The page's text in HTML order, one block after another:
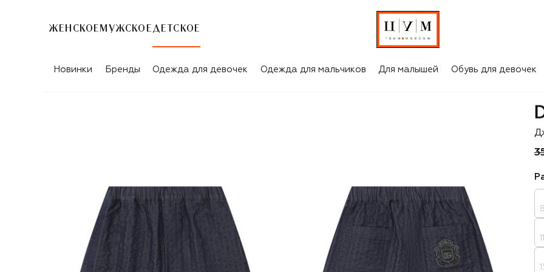
ЖЕНСКОЕ МУЖСКОЕ ДЕТСКОЕ
Новинки Бренды Одежда для девочек Одежда для мальчиков Для малышей Обувь для девочек